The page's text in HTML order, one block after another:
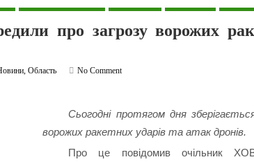
про загрозу ворожих
,Область
No Comment
Сьогодні протягом дня
ворожих ракетних ударів та атак дронів.
Про це повідомив очільник